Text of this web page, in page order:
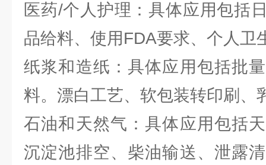
医药/个人护理：具体应用包括
品给料、使用FDA要求、个人卫
纸浆和造纸：具体应用包括批
料。漂白工艺、软包装转印刷、
石油和天然气：具体应用包括
沉淀池排空、柴油输送、泄露